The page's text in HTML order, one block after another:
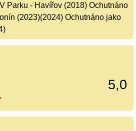
Parku - Havířov (2018) Ochutnáno
(2023)(2024) Ochutnáno jako
5,0